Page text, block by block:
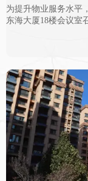
为提升物业服务水平
东海大厦18楼会议室
文化论坛、“热度服